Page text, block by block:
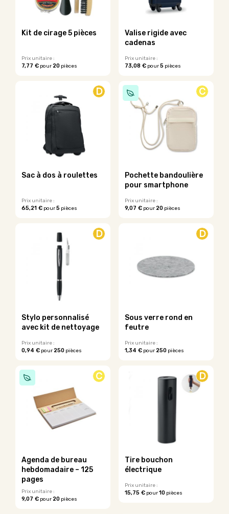
Kit de cirage 5 pièces
Prix unitaire :
7,77 € pour20 pièces
Valise rigide avec
cadenas
Prix unitaire :
73,08 €pour5pièces
D
Sac à dos à roulettes
Prix unitaire :
65,21 € pour5 pièces
C
Pochette bandoulière
pour smartphone
Prix unitaire :
9,07 €pour20pièces
D
Stylo personnalisé
avec kit de nettoyage
Prix unitaire :
0,94 € pour250 pièces
D
Sous verre rond en
feutre
Prix unitaire :
1,34 €pour250pièces
C
Agenda de bureau
hebdomadaire – 125
pages
Prix unitaire :
9,07 € pour20 pièces
D
Tire bouchon
électrique
Prix unitaire :
15,75 €pour10pièces